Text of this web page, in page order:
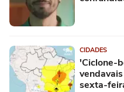
CIDADES
'Ciclone-
sexta-